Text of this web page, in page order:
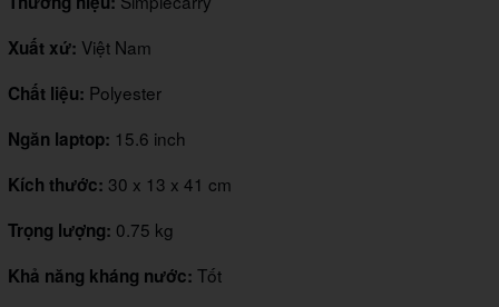
Xuất xứ: Việt Nam
Chất liệu: Polyester
Ngăn laptop: 15.6 inch
Kích thước: 30 x 13 x 41 cm
Trọng lượng: 0.75 kg
Khả năng kháng nước: Tốt